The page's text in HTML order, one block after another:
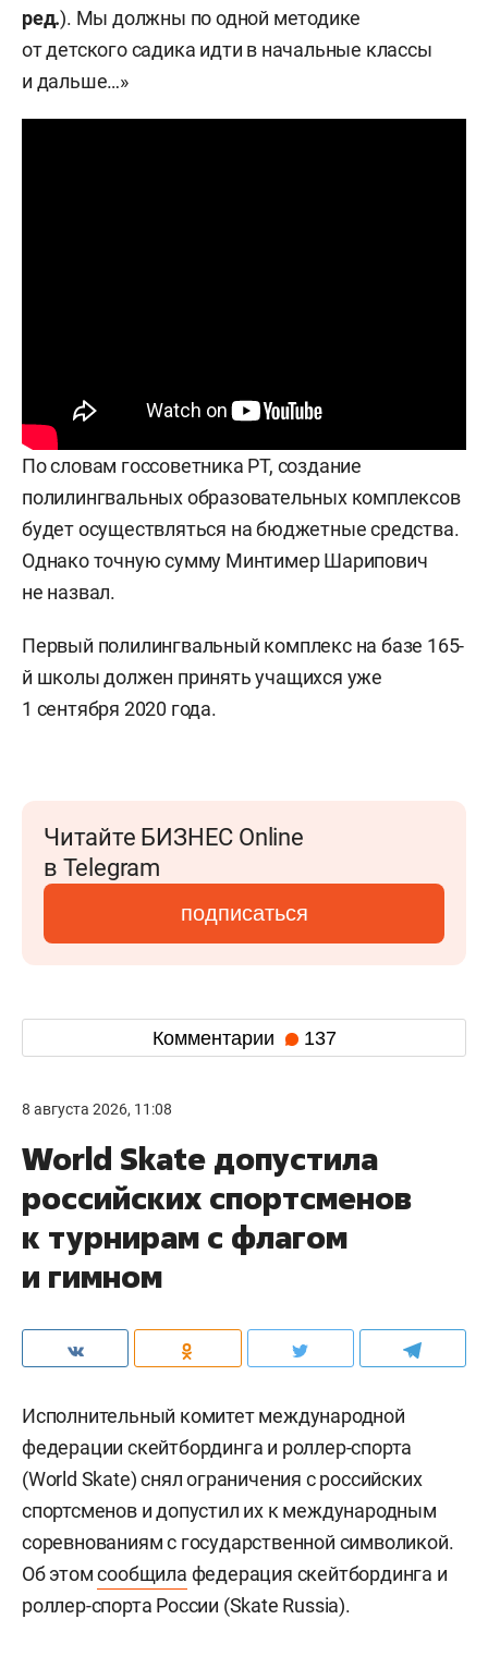
ред.). Мы должны по одной методике
от детского садика идти в начальные классы
и дальше…»
По словам госсоветника РТ, создание
полилингвальных образовательных комплексов
будет осуществляться на бюджетные средства.
Однако точную сумму Минтимер Шарипович
не назвал.
Первый полилингвальный комплекс на базе 165-
й школы должен принять учащихся уже
1 сентября 2020 года.
Читайте БИЗНЕС Online
в Telegram
подписаться
Комментарии 137
8 августа 2026, 11:08
World Skate допустила
российских спортсменов
к турнирам с флагом
и гимном
Исполнительный комитет международной
федерации скейтбординга и роллер-спорта
(World Skate) снял ограничения с российских
спортсменов и допустил их к международным
соревнованиям с государственной символикой.
Об этомсообщила федерация скейтбординга и
роллер-спорта России (Skate Russia).